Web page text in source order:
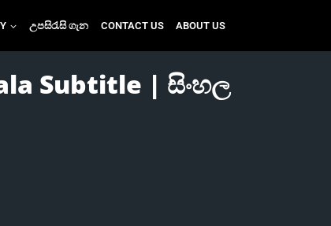
උපසිරැසි ගැන CONTACT US ABOUT US
Subtitle | සිංහල